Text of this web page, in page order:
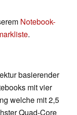
Notebook-
.
basierender
mit vier
welche mit 2,5
Quad-Core